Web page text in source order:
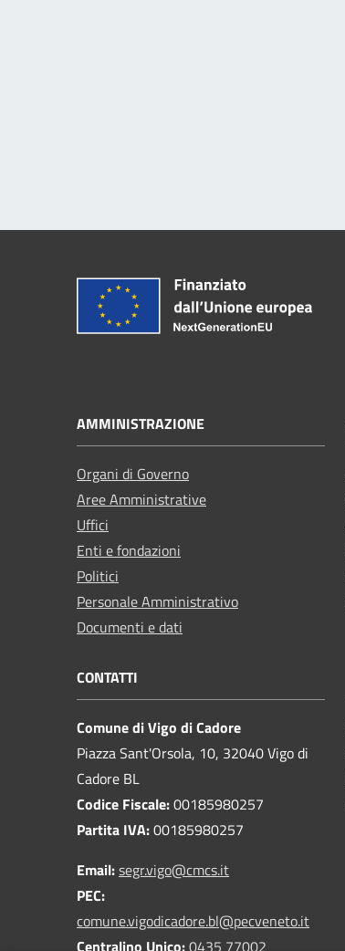
AMMINISTRAZIONE
Organi di Governo
Aree Amministrative
Uffici
Enti e fondazioni
Politici
Personale Amministrativo
Documenti e dati
CONTATTI
Comune di Vigo di Cadore
Piazza Sant'Orsola, 10, 32040 Vigo di
Cadore BL
Codice Fiscale:00185980257
Partita IVA:00185980257
Email:segr.vigo@cmcs.it
PEC:
comune.vigodicadore.bl@pecveneto.it
Centralino Unico:0435 77002